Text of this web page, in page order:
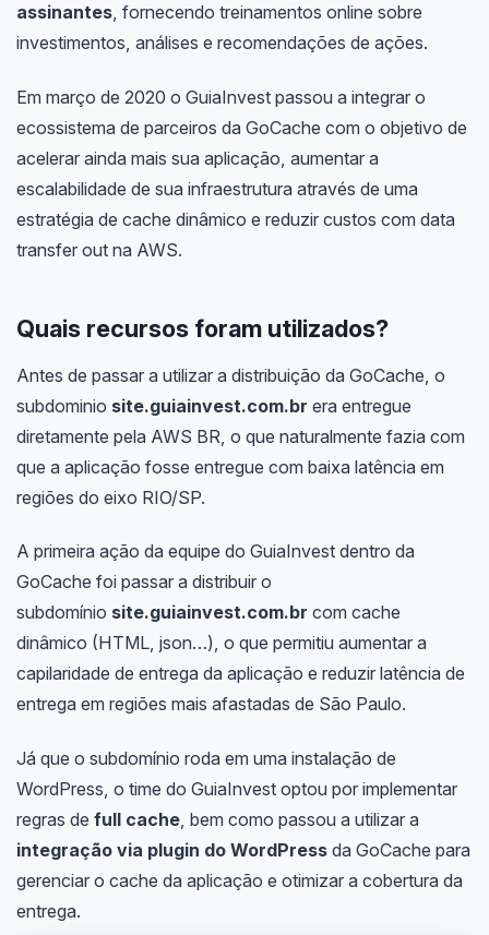
assinantes, fornecendo treinamentos online sobre
investimentos, análises e recomendações de ações.
Em março de 2020 o GuiaInvest passou a integrar o
ecossistema de parceiros da GoCache com o objetivo de
acelerar ainda mais sua aplicação, aumentar a
escalabilidade de sua infraestrutura através de uma
estratégia de cache dinâmico e reduzir custos com data
transfer out na AWS.
Quais recursos foram utilizados?
Antes de passar a utilizar a distribuição da GoCache, o
subdominio site.guiainvest.com.br era entregue
diretamente pela AWS BR, o que naturalmente fazia com
que a aplicação fosse entregue com baixa latência em
regiões do eixo RIO/SP.
A primeira ação da equipe do GuiaInvest dentro da
GoCache foi passar a distribuir o
subdomínio site.guiainvest.com.br com cache
dinâmico (HTML, json…), o que permitiu aumentar a
capilaridade de entrega da aplicação e reduzir latência de
entrega em regiões mais afastadas de São Paulo.
Já que o subdomínio roda em uma instalação de
WordPress, o time do GuiaInvest optou por implementar
regras de full cache, bem como passou a utilizar a
integração via plugin do WordPressda GoCache para
gerenciar o cache da aplicação e otimizar a cobertura da
entrega.